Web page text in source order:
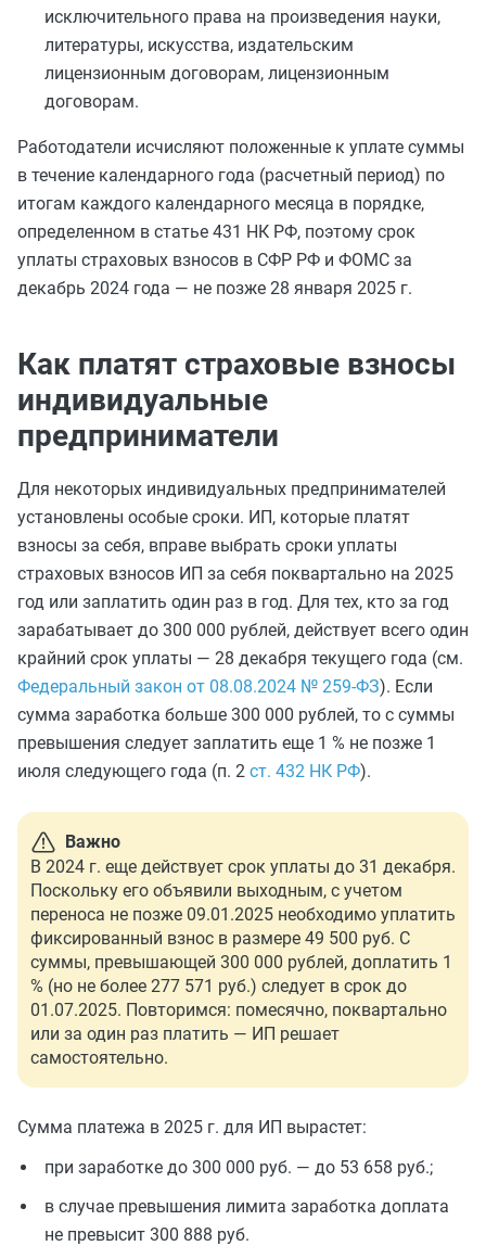
исключительного права на произведения науки,
литературы, искусства, издательским
лицензионным договорам, лицензионным
договорам.
Работодатели исчисляют положенные к уплате суммы
в течение календарного года (расчетный период) по
итогам каждого календарного месяца в порядке,
определенном в статье 431 НК РФ, поэтому срок
уплаты страховых взносов в СФР РФ и ФОМС за
декабрь 2024 года — не позже 28 января 2025 г.
Как платят страховые взносы
индивидуальные
предприниматели
Для некоторых индивидуальных предпринимателей
установлены особые сроки. ИП, которые платят
взносы за себя, вправе выбрать сроки уплаты
страховых взносов ИП за себя поквартально на 2025
год или заплатить один раз в год. Для тех, кто за год
зарабатывает до 300 000 рублей, действует всего один
крайний срок уплаты — 28 декабря текущего года (см.
Федеральный закон от 08.08.2024 № 259-ФЗ). Если
сумма заработка больше 300 000 рублей, то с суммы
превышения следует заплатить еще 1 % не позже 1
июля следующего года (п. 2 ст. 432 НК РФ).
Важно
В 2024 г. еще действует срок уплаты до 31 декабря.
Поскольку его объявили выходным, с учетом
переноса не позже 09.01.2025 необходимо уплатить
фиксированный взнос в размере 49 500 руб. С
суммы, превышающей 300 000 рублей, доплатить 1
% (но не более 277 571 руб.) следует в срок до
01.07.2025. Повторимся: помесячно, поквартально
или за один раз платить — ИП решает
самостоятельно.
Сумма платежа в 2025 г. для ИП вырастет:
при заработке до 300 000 руб. — до 53 658 руб.;
в случае превышения лимита заработка доплата
не превысит 300 888 руб.